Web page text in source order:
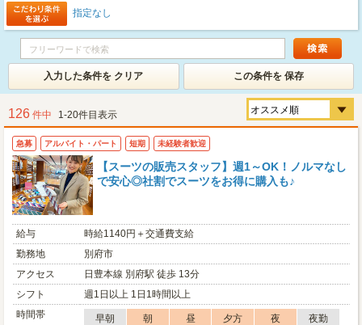
指定なし
入力した条件を クリア この条件を 保存
126 件中 1-20件目表示
急募 アルバイト・パート 短期 未経験者歓迎
【スーツの販売スタッフ】週1～OK！ノルマなし
で安心◎社割でスーツをお得に購入も♪
給与
時給1140円＋交通費支給
勤務地
別府市
アクセス
日豊本線 別府駅 徒歩 13分
シフト
週1日以上 1日1時間以上
時間帯
早朝 朝 昼 夕方 夜
夜勤